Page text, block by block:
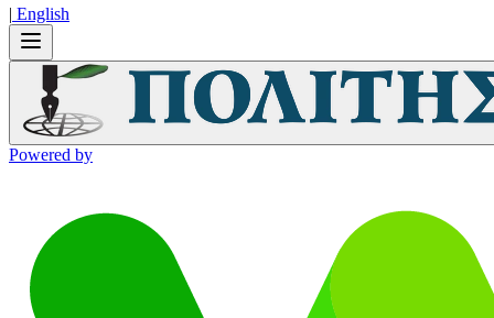
| Εnglish
Powered by